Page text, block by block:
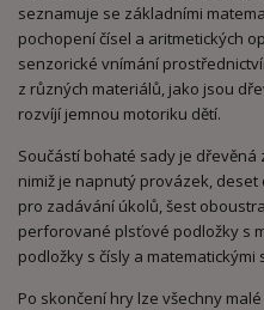
seznamuje se základními
pochopení čísel a aritmetických
senzorické vnímání
z různých materiálů, jako jsou
rozvíjí jemnou motoriku dětí.
Součástí bohaté sady je
nimiž je napnutý provázek,
pro zadávání úkolů, šest
perforované plsťové podložky s
podložky s čísly a matematickými
Po skončení hry lze všechny